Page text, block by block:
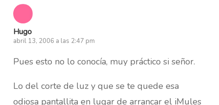
Hugo
abril 13, 2006 a las 2:47 pm
Pues esto no lo conocía, muy práctico si señor.
Lo del corte de luz y que se te quede esa
odiosa pantallita en lugar de arrancar el iMules